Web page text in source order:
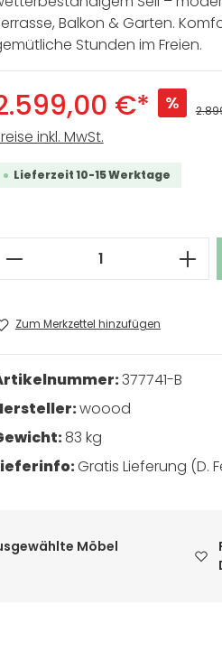
Balkon & Garten.
Stunden im Freien.
€* %
inkl. MwSt.
Lieferzeit 10-15 Werktage
Produkt Anzahl:
Zum Merkzettel hinzufügen
377741-B
woood
83 kg
Gratis Lieferung (D.
Möbel